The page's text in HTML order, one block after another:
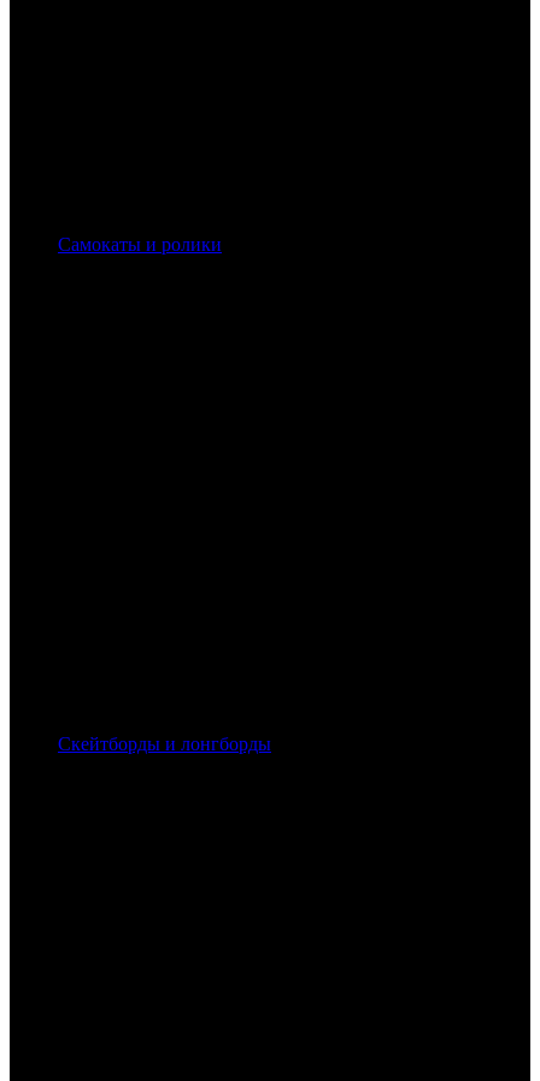
Самокаты и ролики
Скейтборды и лонгборды